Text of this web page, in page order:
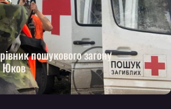
пошукового загону
Юков